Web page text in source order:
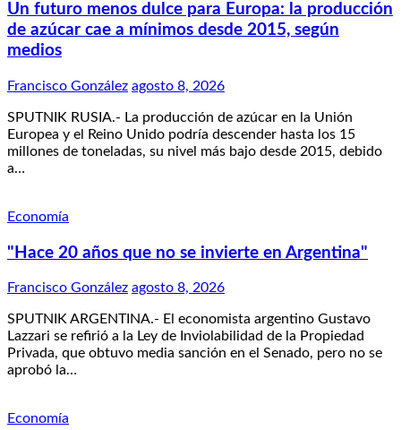
Un futuro menos dulce para Europa: la producción
de azúcar cae a mínimos desde 2015, según
medios
Francisco González agosto 8, 2026
SPUTNIK RUSIA.- La producción de azúcar en la Unión
Europea y el Reino Unido podría descender hasta los 15
millones de toneladas, su nivel más bajo desde 2015, debido
a…
Economía
"Hace 20 años que no se invierte en Argentina"
Francisco González agosto 8, 2026
SPUTNIK ARGENTINA.- El economista argentino Gustavo
Lazzari se refirió a la Ley de Inviolabilidad de la Propiedad
Privada, que obtuvo media sanción en el Senado, pero no se
aprobó la…
Economía